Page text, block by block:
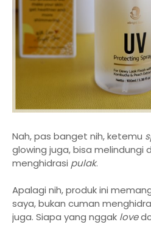
Nah, pas banget nih, ketemu
glowing juga, bisa melindungi
menghidrasi pulak.
Apalagi nih, produk ini
saya, bukan cuman
juga. Siapa yang nggak love